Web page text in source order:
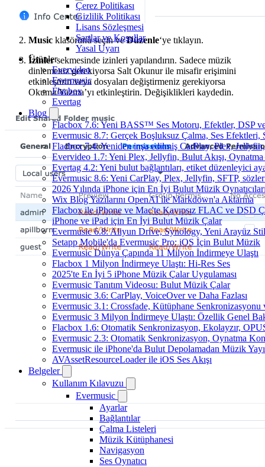
Çerez Politikası
Gizlilik Politikası
Lisans Sözleşmesi
Şartlar ve Koşullar
Yasal Uyarı
Ürünler
Evervideo
Evermusic
Flacbox
Evertag
Blog
Flacbox 7.6: Yeni BASS™ Ses Motoru, Efektler, DSP
Evermusic 8.7: Gerçek Boşluksuz Çalma, Ses
Flacbox 7.4: Yeniden inşa edilmiş CarPlay, Plex,
Evervideo 1.7: Yeni Plex, Jellyfin, Bulut Akışı,
Evertag 4.2: Yeni bulut bağlantıları, etiket düzenleyici
Evermusic 8.6: Yeni CarPlay, Plex, Jellyfin, SFTP,
2026 Yılında iPhone için En İyi Bulut Müzik
Wix Blog Yazılarını OpenAI ile Markdown'a Aktarma
Flacbox ile iPhone ve Mac'te Kayıpsız FLAC ve DSD
iPhone ve iPad için En İyi Bulut Müzik Çalar
Evermusic 6.8: Aliyun Drive, Synology, Yeni Arayüz
Setapp Mobile'da Evermusic Pro: iOS İçin Bulut Müzik
Evermusic Dünya Çapında 11 Milyon İndirmeye Ulaştı
Flacbox 1 Milyon İndirmeye Ulaştı: Hi-Res Ses
2025'te En İyi 5 iPhone Müzik Çalar Uygulaması
Evermusic Tanıtım Videosu: Bulut Müzik Çalar
Evermusic 3.6: CarPlay, VoiceOver ve Daha Fazlası
Evermusic 3.1: Crossfade, Kütüphane Senkronizasyonu
Evermusic 3 Milyon İndirmeye Ulaştı: Özellik Genel
Flacbox 1.6: Otomatik Senkronizasyon, Ekolayzır,
Evermusic 2.3: Otomatik Senkronizasyon, Oynatma
Evermusic ile iPhone'da Bulut Depolamadan Müzik
AVAssetResourceLoader ile iOS Ses Akışı
Belgeler
Kullanım Kılavuzu
Evermusic
Ayarlar
Bağlantılar
Çalma Listeleri
Müzik Kütüphanesi
Navigasyon
Ses Oynatıcı
Music klasörünü seçin veDüzenle‘ye tıklayın.
İzinlersekmesinde izinleri yapılandırın. Sadece müzik
dinlemeniz gerekiyorsa Salt Okunur ile misafir erişimini
etkinleştirin veya dosyaları değiştirmeniz gerekiyorsa
Okuma/Yazma’yı etkinleştirin. Değişiklikleri kaydedin.